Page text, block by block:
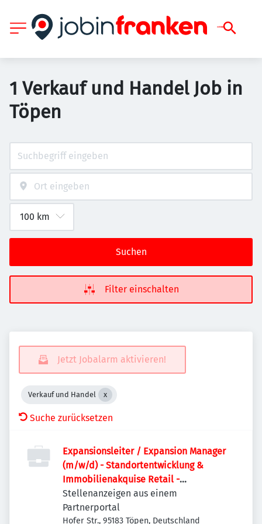
1 Verkauf und Handel Job in
Töpen
Suchen
Filter einschalten
Jetzt Jobalarm aktivieren!
Verkauf und Handel
Suche zurücksetzen
Expansionsleiter / Expansion Manager
(m/w/d) - Standortentwicklung &
Immobilienakquise Retail -
Zentralregion Töpen
Stellenanzeigen aus einem
Partnerportal
Hofer Str., 95183 Töpen, Deutschland